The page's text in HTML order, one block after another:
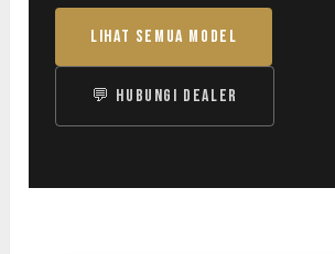
Lihat Semua Model
💬 Hubungi Dealer